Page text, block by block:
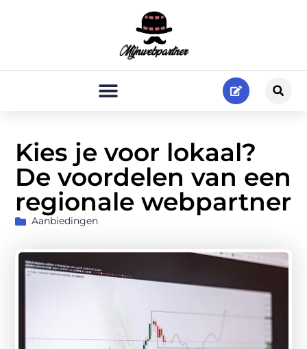
Kies je voor lokaal?
De voordelen van een
regionale webpartner
Aanbiedingen